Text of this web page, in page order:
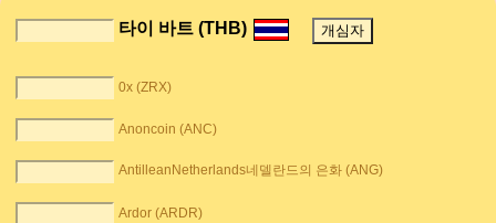
타이 바트 (THB)
0x (ZRX)
Anoncoin (ANC)
AntilleanNetherlands네델란드의 은화 (ANG)
Ardor (ARDR)